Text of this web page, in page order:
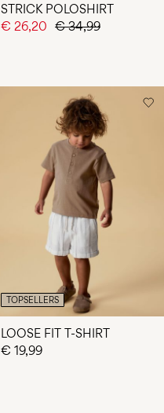
STRICK POLOSHIRT
€ 26,20 € 34,99
TOPSELLERS
LOOSE FIT T-SHIRT
€ 19,99